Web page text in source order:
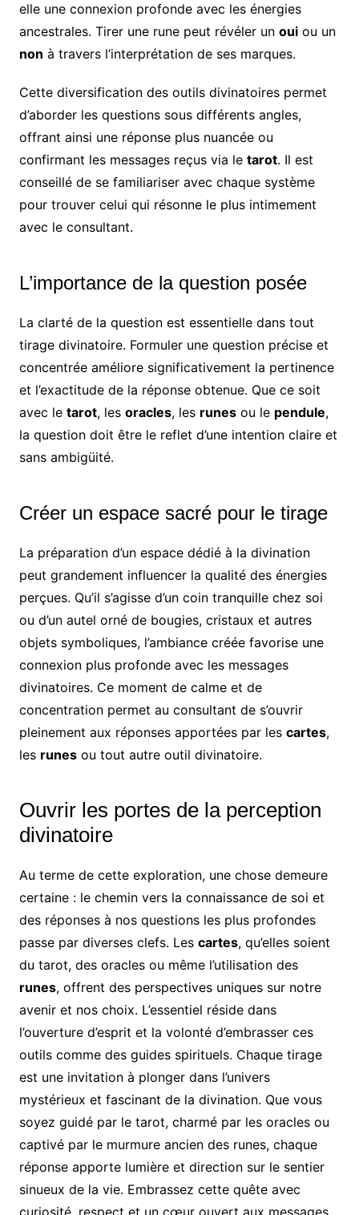
elle une connexion profonde avec les énergies
ancestrales. Tirer une rune peut révéler un ouiou un
non à travers l’interprétation de ses marques.
Cette diversification des outils divinatoires permet
d’aborder les questions sous différents angles,
offrant ainsi une réponse plus nuancée ou
confirmant les messages reçus via le tarot. Il est
conseillé de se familiariser avec chaque système
pour trouver celui qui résonne le plus intimement
avec le consultant.
L’importance de la question posée
La clarté de la question est essentielle dans tout
tirage divinatoire. Formuler une question précise et
concentrée améliore significativement la pertinence
et l’exactitude de la réponse obtenue. Que ce soit
avec le tarot, les oracles, les runesou le pendule,
la question doit être le reflet d’une intention claire et
sans ambigüité.
Créer un espace sacré pour le tirage
La préparation d’un espace dédié à la divination
peut grandement influencer la qualité des énergies
perçues. Qu’il s’agisse d’un coin tranquille chez soi
ou d’un autel orné de bougies, cristaux et autres
objets symboliques, l’ambiance créée favorise une
connexion plus profonde avec les messages
divinatoires. Ce moment de calme et de
concentration permet au consultant de s’ouvrir
pleinement aux réponses apportées par les cartes,
les runesou tout autre outil divinatoire.
Ouvrir les portes de la perception
divinatoire
Au terme de cette exploration, une chose demeure
certaine : le chemin vers la connaissance de soi et
des réponses à nos questions les plus profondes
passe par diverses clefs. Les cartes, qu’elles soient
du tarot, des oracles ou même l’utilisation des
runes, offrent des perspectives uniques sur notre
avenir et nos choix. L’essentiel réside dans
l’ouverture d’esprit et la volonté d’embrasser ces
outils comme des guides spirituels. Chaque tirage
est une invitation à plonger dans l’univers
mystérieux et fascinant de la divination. Que vous
soyez guidé par le tarot, charmé par les oracles ou
captivé par le murmure ancien des runes, chaque
réponse apporte lumière et direction sur le sentier
sinueux de la vie. Embrassez cette quête avec